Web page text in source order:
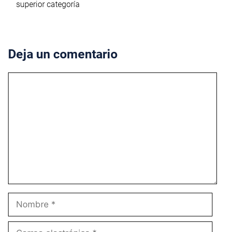
superior categoría
Deja un comentario